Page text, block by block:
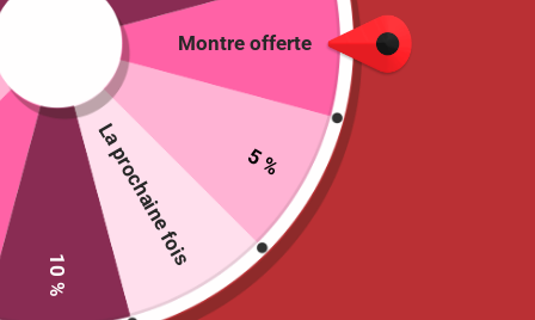
Ajouter au panier
Ne tardez pas
00
Heures
09
Minutes
53
Seconde
Montre offerte
5 %
La prochaine fois
10 %